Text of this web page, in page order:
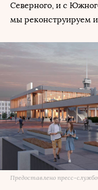
Северного, и с
мы реконструируем и
Предоставлено пресс-